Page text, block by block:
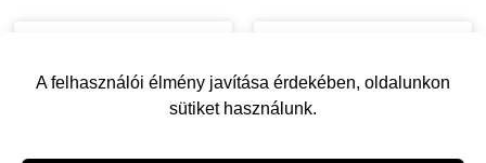
A felhasználói élmény javítása érdekében, oldalunkon
sütiket használunk.